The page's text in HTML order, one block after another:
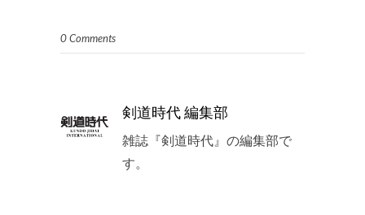
0 Comments
剣道時代 編集部
雑誌『剣道時代』の編集部で
す。